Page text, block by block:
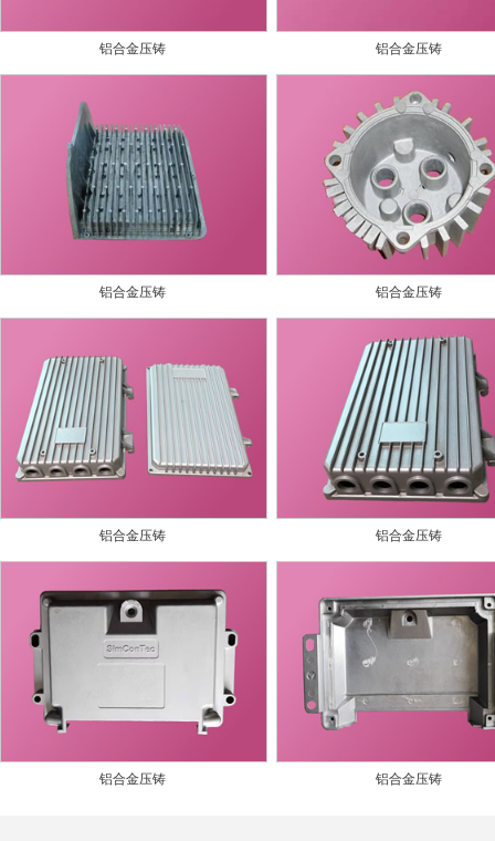
铝合金压铸 铝合金压铸
铝合金压铸 铝合金压铸
铝合金压铸 铝合金压铸
铝合金压铸 铝合金压铸